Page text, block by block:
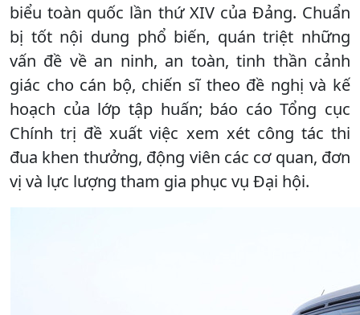
biểu toàn quốc lần thứ XIV của Đảng. Chuẩn
bị tốt nội dung phổ biến, quán triệt những
vấn đề về an ninh, an toàn, tinh thần cảnh
giác cho cán bộ, chiến sĩ theo đề nghị và kế
hoạch của lớp tập huấn; báo cáo Tổng cục
Chính trị đề xuất việc xem xét công tác thi
đua khen thưởng, động viên các cơ quan, đơn
vị và lực lượng tham gia phục vụ Đại hội.